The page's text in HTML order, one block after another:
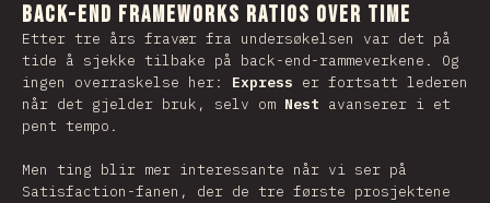
Back-end Frameworks Ratios Over Time
Etter tre års fravær fra undersøkelsen var det på
tide å sjekke tilbake på back-end-rammeverkene. Og
ingen overraskelse her: Express er fortsatt lederen
når det gjelder bruk, selv om Nest avanserer i et
pent tempo.
Men ting blir mer interessante når vi ser på
Satisfaction-fanen, der de tre første prosjektene